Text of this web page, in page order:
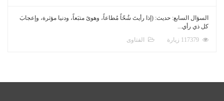
السؤال السابع: حديث: (إذا رأيتَ شُحّاً مُطاعاً، وهوىً متبَعاً، ودنيا مؤثرة، وإعجابَ
كل ذي رأي...
الفتاوى